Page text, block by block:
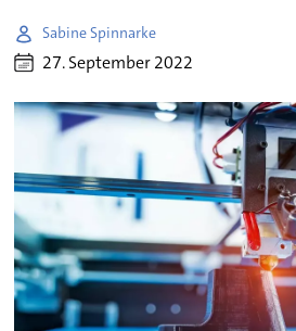
Sabine Spinnarke
27. September 2022